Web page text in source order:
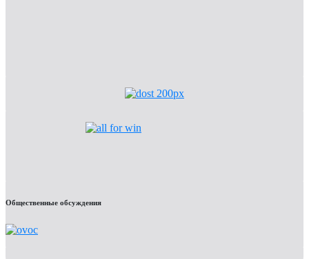
Общественные обсуждения